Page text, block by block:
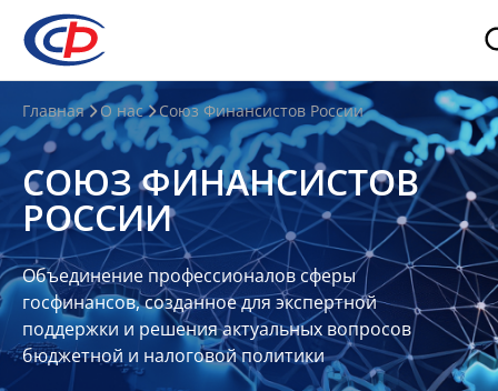
О
нас
О
СФР
Совет
Союза
Участники
Планы
Главная О нас Союз Финансистов России
СОЮЗ ФИНАНСИСТОВ
РОССИИ
Объединение профессионалов сферы
госфинансов, созданное для экспертной
поддержки и решения актуальных вопросов
бюджетной и налоговой политики